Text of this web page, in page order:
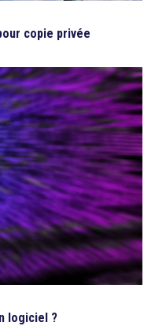
copie privée
logiciel ?